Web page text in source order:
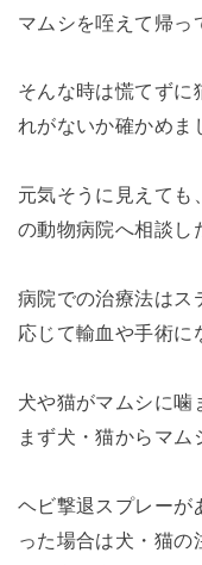
マムシを咥えて帰っ
そんな時は慌てずに
れがないか確かめま
元気そうに見えても
の動物病院へ相談し
病院での治療法はス
応じて輸血や手術に
犬や猫がマムシに噛
まず犬・猫からマム
ヘビ撃退スプレーが
った場合は犬・猫の